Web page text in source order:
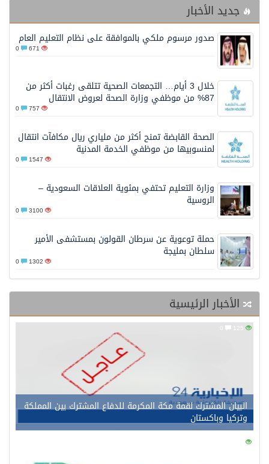
جديد الأخبار
صدور مرسوم ملكي بالموافقة على نظام التعليم العام
671
خلال 3 أيام… التجمعات الصحية تتلقى رغبات أكثر من
87% من موظفي وزارة الصحة لعروض الانتقال
757
الصحة القابضة تمنح أكثر من ملياري ريال مكافآت انتقال
لمنسوبيها من موظفي الخدمة المدنية
1547
وزارة التعليم تحتفي بمئوية العلاقات السعودية –
الروسية
3100
حملة توعوية عن سرطان القولون بمستشفى الأمير
سلطان بمليجة
1302
الأخبار الرئيسية
البيان المشترك لقمة مكة المكرمة للدفاع المشترك بين المملكة
وتركيا وباكستان
141